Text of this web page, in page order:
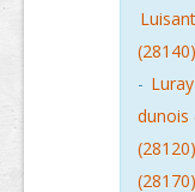
(28140)
-
dunois
(28120)
(28170)